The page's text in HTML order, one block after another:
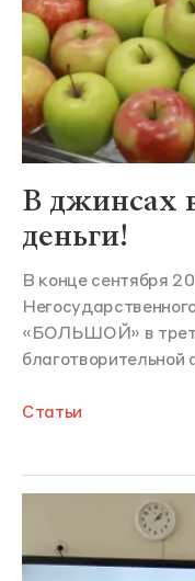
В джинсах
деньги!
В конце сентября
«БОЛЬШОЙ» в
Статьи